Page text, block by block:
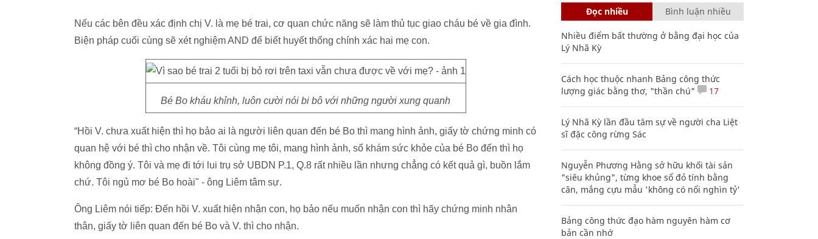
Nếu các bên đều xác định chị V. là mẹ bé trai, cơ quan chức năng sẽ làm thủ tục giao cháu bé về gia đình.
Biện pháp cuối cùng sẽ xét nghiệm AND để biết huyết thống chính xác hai mẹ con.
Bé Bo kháu khỉnh, luôn cười nói bi bô với những người xung quanh
“Hồi V. chưa xuất hiện thì họ bảo ai là người liên quan đến bé Bo thì mang hình ảnh, giấy tờ chứng minh có
quan hệ với bé thì cho nhận về. Tôi cùng mẹ tôi, mang hình ảnh, sổ khám sức khỏe của bé Bo đến thì họ
không đồng ý. Tôi và mẹ đi tới lui trụ sở UBDN P.1, Q.8 rất nhiều lần nhưng chẳng có kết quả gì, buồn lắm
chứ. Tôi ngủ mơ bé Bo hoài" - ông Liêm tâm sự.
Ông Liêm nói tiếp: Đến hồi V. xuất hiện nhận con, họ bảo nếu muốn nhận con thì hãy chứng minh nhân
thân, giấy tờ liên quan đến bé Bo và V. thì cho nhận.
Đọc nhiều Bình luận nhiều
Nhiều điểm bất thường ở bằng đại học của
Lý Nhã Kỳ
Cách học thuộc nhanh Bảng công thức
lượng giác bằng thơ, "thần chú"
17
Lý Nhã Kỳ lần đầu tâm sự về người cha Liệt
sĩ đặc công rừng Sác
Nguyễn Phương Hằng sở hữu khối tài sản
"siêu khủng", từng khoe sổ đỏ tính bằng
cân, mắng cựu mẫu 'không có nổi nghìn tỷ'
Bảng công thức đạo hàm nguyên hàm cơ
bản cần nhớ